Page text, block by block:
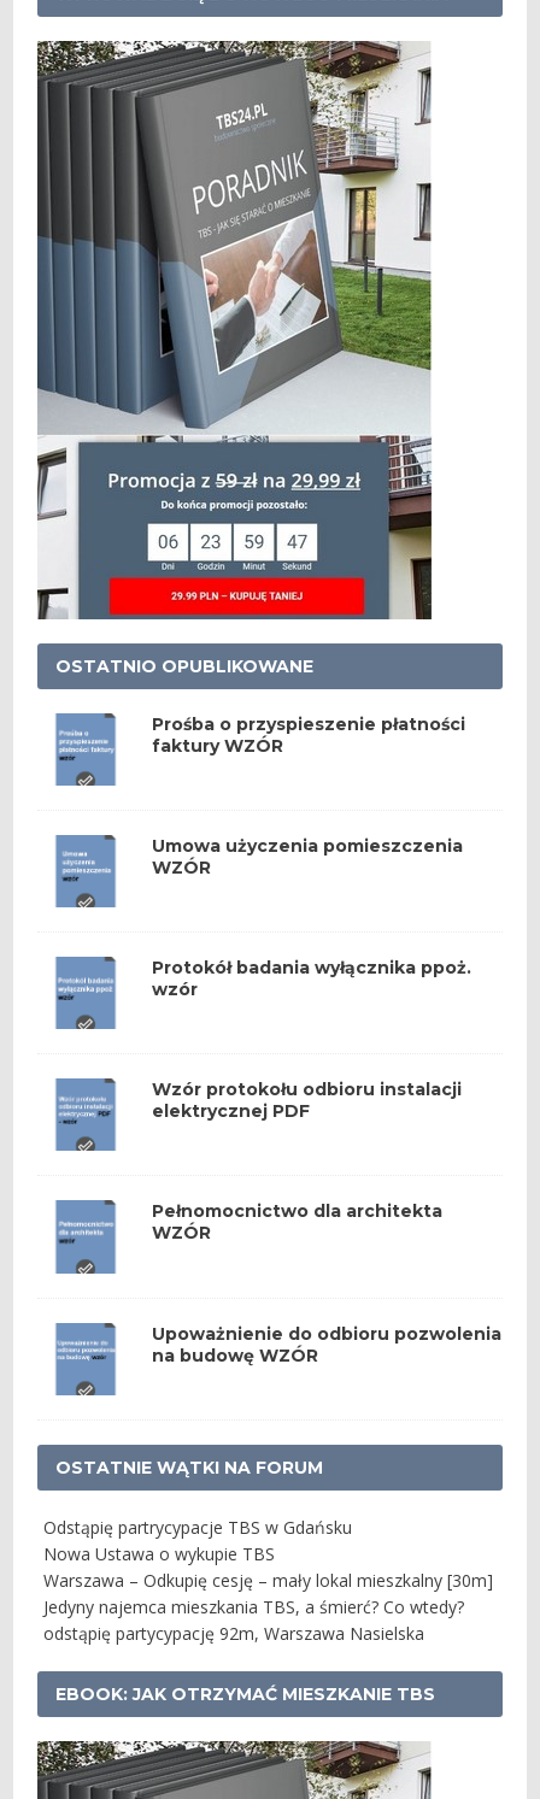
OSTATNIO OPUBLIKOWANE
Prośba o przyspieszenie płatności
faktury WZÓR
Umowa użyczenia pomieszczenia
WZÓR
Protokół badania wyłącznika ppoż.
wzór
Wzór protokołu odbioru instalacji
elektrycznej PDF
Pełnomocnictwo dla architekta
WZÓR
Upoważnienie do odbioru pozwolenia
na budowę WZÓR
OSTATNIE WĄTKI NA FORUM
Odstąpię partrycypacje TBS w Gdańsku
Nowa Ustawa o wykupie TBS
Warszawa – Odkupię cesję – mały lokal mieszkalny [30m]
Jedyny najemca mieszkania TBS, a śmierć? Co wtedy?
odstąpię partycypację 92m, Warszawa Nasielska
EBOOK: JAK OTRZYMAĆ MIESZKANIE TBS